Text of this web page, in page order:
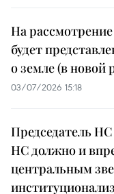
На
будет
о земле (в новой
03/07/2026 15:18
Председатель
НС должно и
центральным